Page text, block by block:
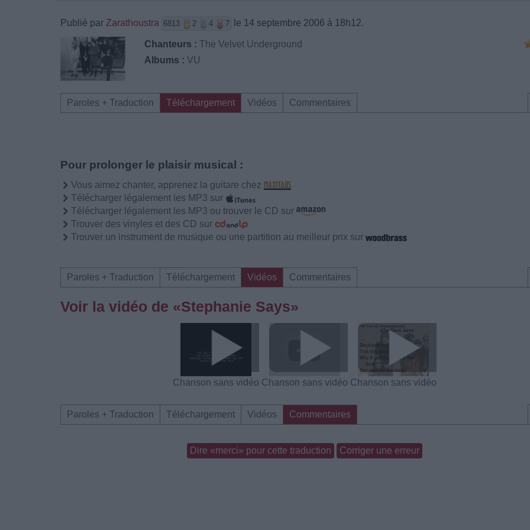
Publié par Zarathoustra 6813 2 4 7 le 14 septembre 2006 à 18h12.
Chanteurs : The Velvet Underground
Albums : VU
Paroles + Traduction Téléchargement Vidéos Commentaires
Pour prolonger le plaisir musical :
Vous aimez chanter, apprenez la guitare chez
Télécharger légalement les MP3 sur
Télécharger légalement les MP3 ou trouver le CD sur
Trouver des vinyles et des CD sur
Trouver un instrument de musique ou une partition au meilleur prix sur
Paroles + Traduction Téléchargement Vidéos Commentaires
Voir la vidéo de «Stephanie Says»
Chanson sans vidéo Chanson sans vidéo Chanson sans vidéo
Paroles + Traduction Téléchargement Vidéos Commentaires
Dire «merci» pour cette traduction Corriger une erreur